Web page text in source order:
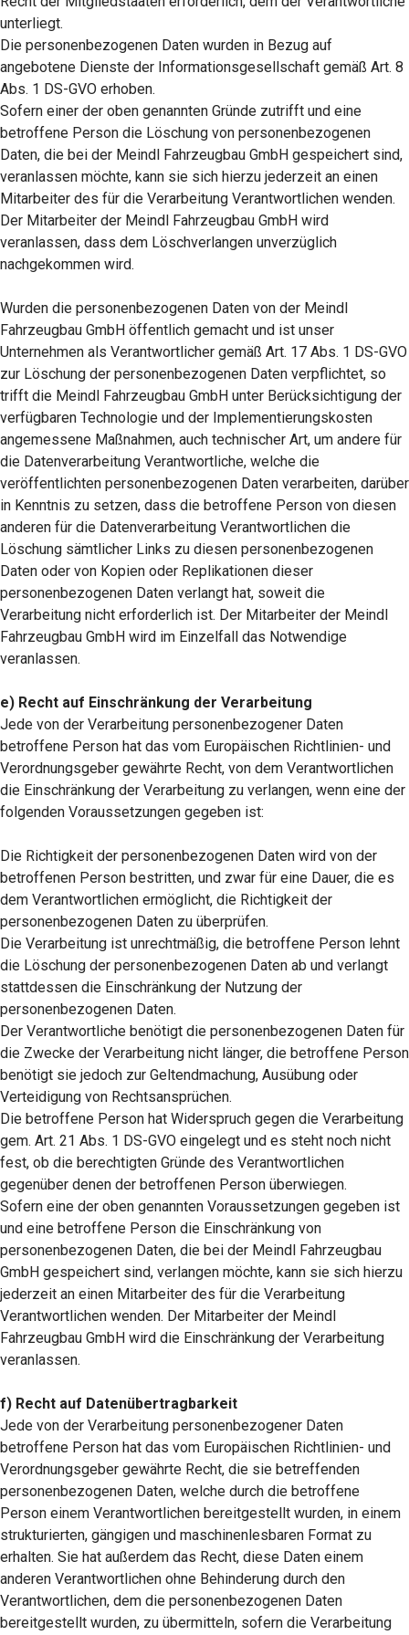
unterliegt.
Die personenbezogenen Daten wurden in Bezug auf
angebotene Dienste der Informationsgesellschaft gemäß Art. 8
Abs. 1 DS-GVO erhoben.
Sofern einer der oben genannten Gründe zutrifft und eine
betroffene Person die Löschung von personenbezogenen
Daten, die bei der Meindl Fahrzeugbau GmbH gespeichert sind,
veranlassen möchte, kann sie sich hierzu jederzeit an einen
Mitarbeiter des für die Verarbeitung Verantwortlichen wenden.
Der Mitarbeiter der Meindl Fahrzeugbau GmbH wird
veranlassen, dass dem Löschverlangen unverzüglich
nachgekommen wird.
Wurden die personenbezogenen Daten von der Meindl
Fahrzeugbau GmbH öffentlich gemacht und ist unser
Unternehmen als Verantwortlicher gemäß Art. 17 Abs. 1 DS-GVO
zur Löschung der personenbezogenen Daten verpflichtet, so
trifft die Meindl Fahrzeugbau GmbH unter Berücksichtigung der
verfügbaren Technologie und der Implementierungskosten
angemessene Maßnahmen, auch technischer Art, um andere für
die Datenverarbeitung Verantwortliche, welche die
veröffentlichten personenbezogenen Daten verarbeiten, darüber
in Kenntnis zu setzen, dass die betroffene Person von diesen
anderen für die Datenverarbeitung Verantwortlichen die
Löschung sämtlicher Links zu diesen personenbezogenen
Daten oder von Kopien oder Replikationen dieser
personenbezogenen Daten verlangt hat, soweit die
Verarbeitung nicht erforderlich ist. Der Mitarbeiter der Meindl
Fahrzeugbau GmbH wird im Einzelfall das Notwendige
veranlassen.
e) Recht auf Einschränkung der Verarbeitung
Jede von der Verarbeitung personenbezogener Daten
betroffene Person hat das vom Europäischen Richtlinien- und
Verordnungsgeber gewährte Recht, von dem Verantwortlichen
die Einschränkung der Verarbeitung zu verlangen, wenn eine der
folgenden Voraussetzungen gegeben ist:
Die Richtigkeit der personenbezogenen Daten wird von der
betroffenen Person bestritten, und zwar für eine Dauer, die es
dem Verantwortlichen ermöglicht, die Richtigkeit der
personenbezogenen Daten zu überprüfen.
Die Verarbeitung ist unrechtmäßig, die betroffene Person lehnt
die Löschung der personenbezogenen Daten ab und verlangt
stattdessen die Einschränkung der Nutzung der
personenbezogenen Daten.
Der Verantwortliche benötigt die personenbezogenen Daten für
die Zwecke der Verarbeitung nicht länger, die betroffene Person
benötigt sie jedoch zur Geltendmachung, Ausübung oder
Verteidigung von Rechtsansprüchen.
Die betroffene Person hat Widerspruch gegen die Verarbeitung
gem. Art. 21 Abs. 1 DS-GVO eingelegt und es steht noch nicht
fest, ob die berechtigten Gründe des Verantwortlichen
gegenüber denen der betroffenen Person überwiegen.
Sofern eine der oben genannten Voraussetzungen gegeben ist
und eine betroffene Person die Einschränkung von
personenbezogenen Daten, die bei der Meindl Fahrzeugbau
GmbH gespeichert sind, verlangen möchte, kann sie sich hierzu
jederzeit an einen Mitarbeiter des für die Verarbeitung
Verantwortlichen wenden. Der Mitarbeiter der Meindl
Fahrzeugbau GmbH wird die Einschränkung der Verarbeitung
veranlassen.
f) Recht auf Datenübertragbarkeit
Jede von der Verarbeitung personenbezogener Daten
betroffene Person hat das vom Europäischen Richtlinien- und
Verordnungsgeber gewährte Recht, die sie betreffenden
personenbezogenen Daten, welche durch die betroffene
Person einem Verantwortlichen bereitgestellt wurden, in einem
strukturierten, gängigen und maschinenlesbaren Format zu
erhalten. Sie hat außerdem das Recht, diese Daten einem
anderen Verantwortlichen ohne Behinderung durch den
Verantwortlichen, dem die personenbezogenen Daten
bereitgestellt wurden, zu übermitteln, sofern die Verarbeitung